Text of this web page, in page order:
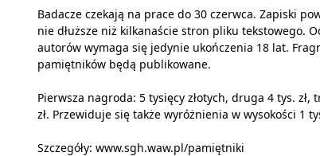
Badacze czekają na prace do 30 czerwca. Zapiski
nie dłuższe niż kilkanaście stron pliku tekstowego.
autorów wymaga się jedynie ukończenia 18 lat.
pamiętników będą publikowane.
Pierwsza nagroda: 5 tysięcy złotych, druga 4 tys. zł,
zł. Przewiduje się także wyróżnienia w wysokości 1
Szczegóły: www.sgh.waw.pl/pamiętniki